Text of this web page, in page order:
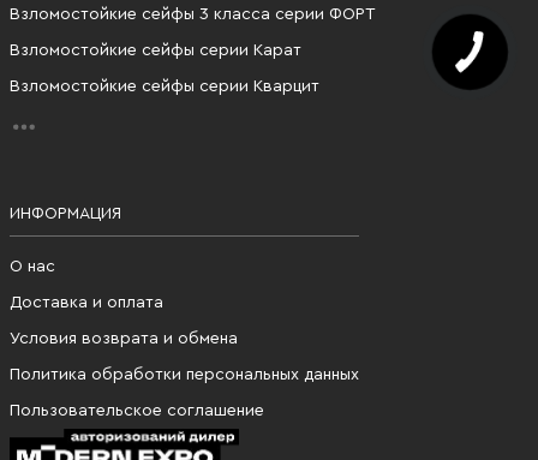
Взломостойкие сейфы 3 класса серии ФОРТ
Взломостойкие сейфы серии Карат
Взломостойкие сейфы серии Кварцит
ИНФОРМАЦИЯ
О нас
Доставка и оплата
Условия возврата и обмена
Политика обработки персональных данных
Пользовательское соглашение